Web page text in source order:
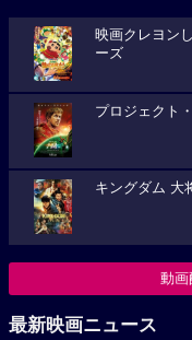
映画クレヨン
ーズ
プロジェクト
キングダム 大
動画
最新映画ニュース